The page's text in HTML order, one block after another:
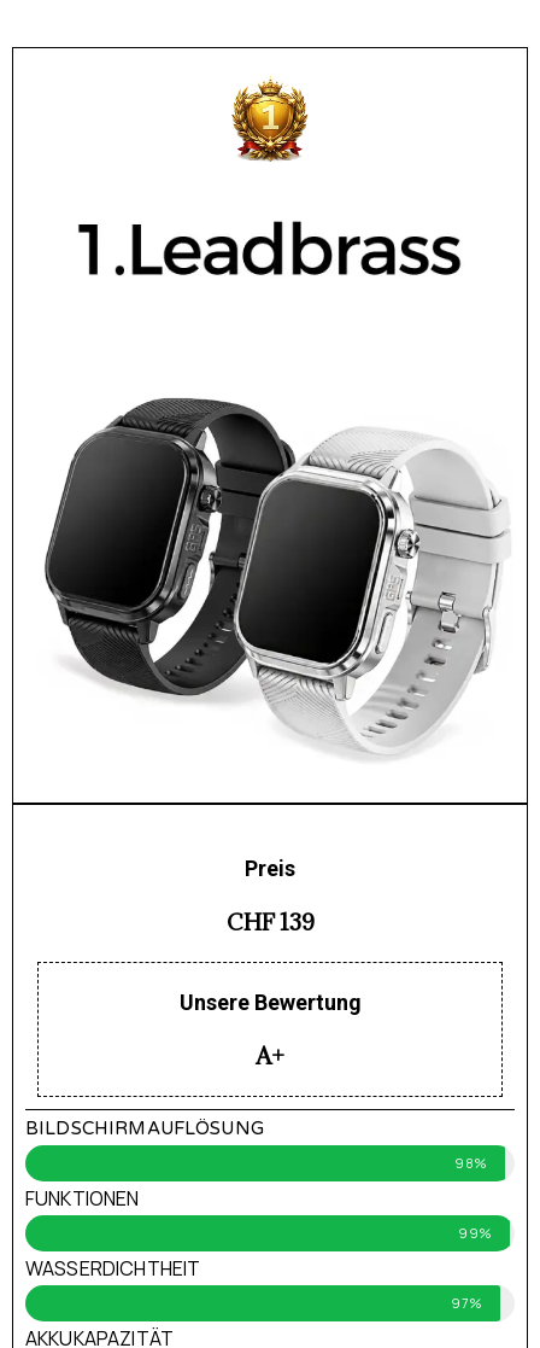
Preis
CHF 139
Unsere Bewertung
A+
BILDSCHIRMAUFLÖSUNG
98%
FUNKTIONEN
99%
WASSERDICHTHEIT
97%
AKKUKAPAZITÄT